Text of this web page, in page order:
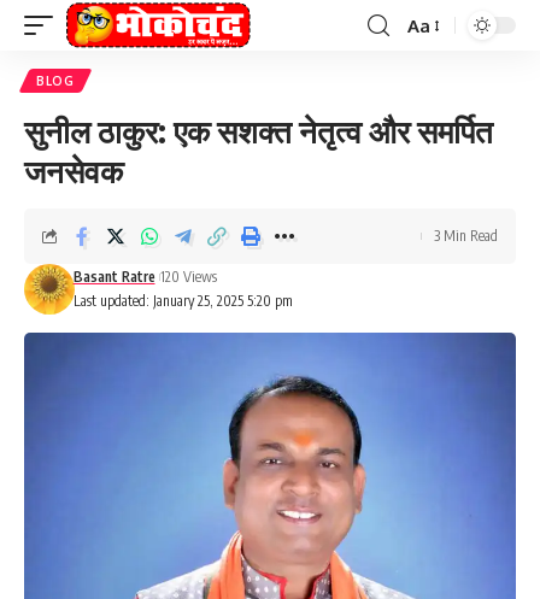
Font
Aa
BLOG
सुनील ठाकुर: एक सशक्त नेतृत्व और समर्पित
जनसेवक
Last updated: January 25, 2025 5:20 pm
Basant Ratre 120 Views
3 Min Read